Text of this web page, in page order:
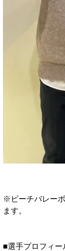
※ビーチバレー
ます。
■選手プロフィー